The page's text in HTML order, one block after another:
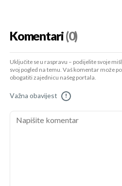
Komentari(0)
Uključite se u raspravu – podijelite svoje
svoj pogled na temu. Vaš komentar može
obogatiti zajednicu našeg portala.
Važna obavijest !